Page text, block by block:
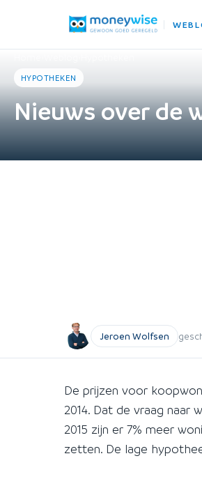
HYPOTHEKEN
Nieuws over de
Jeroen Wolfsen
De prijzen voor
2014. Dat de vraag naar
2015 zijn er 7% meer
zetten. De lage